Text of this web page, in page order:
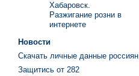
Хабаровск.
Разжигание розни в
интернете
Новости
Скачать личные данные россиян
Защитись от 282